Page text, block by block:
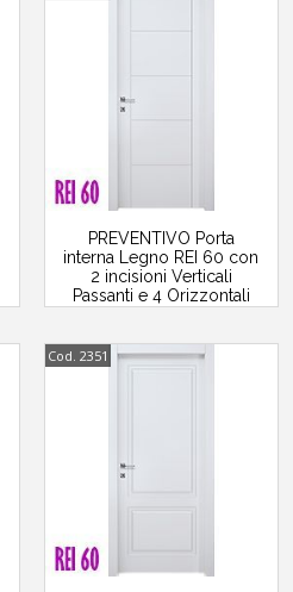
PREVENTIVO Porta
interna Legno REI 60 con
2 incisioni Verticali
Passanti e 4 Orizzontali
Cod. 2351